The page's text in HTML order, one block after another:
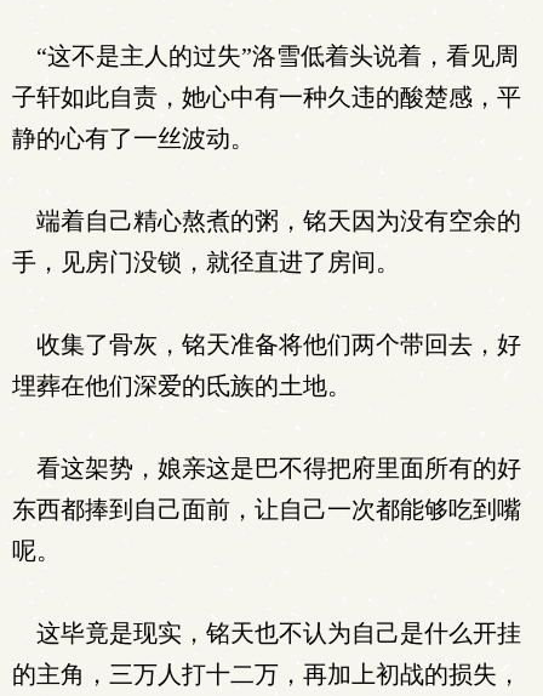
“这不是主人的过失”洛雪低着头说着，看见周
子轩如此自责，她心中有一种久违的酸楚感，平
静的心有了一丝波动。
端着自己精心熬煮的粥，铭天因为没有空余的
手，见房门没锁，就径直进了房间。
收集了骨灰，铭天准备将他们两个带回去，好
埋葬在他们深爱的氐族的土地。
看这架势，娘亲这是巴不得把府里面所有的好
东西都捧到自己面前，让自己一次都能够吃到嘴
呢。
这毕竟是现实，铭天也不认为自己是什么开挂
的主角，三万人打十二万，再加上初战的损失，